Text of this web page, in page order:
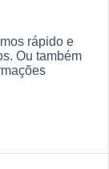
rápido e
Ou também